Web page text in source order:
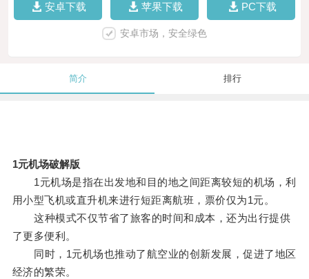
安卓下载 苹果下载 PC下载
安卓市场，安全绿色
简介 排行
1元机场破解版
1元机场是指在出发地和目的地之间距离较短的机场，利
用小型飞机或直升机来进行短距离航班，票价仅为1元。
这种模式不仅节省了旅客的时间和成本，还为出行提供
了更多便利。
同时，1元机场也推动了航空业的创新发展，促进了地区
经济的繁荣。